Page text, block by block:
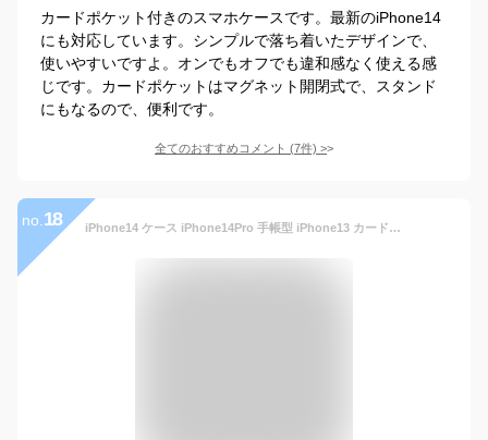
カードポケット付きのスマホケースです。最新のiPhone14
にも対応しています。シンプルで落ち着いたデザインで、
使いやすいですよ。オンでもオフでも違和感なく使える感
じです。カードポケットはマグネット開閉式で、スタンド
にもなるので、便利です。
全てのおすすめコメント (7件) >
no. 18 iPhone14 ケース iPhone14Pro 手帳型 iPhone13 カード収納 ケース AVIREX「サイドジップ手帳ケース」アヴィレックス スタンド 小物収納 ブランド スマホケース おしゃれ iphoneケース アイフォン14プロ アイフォン13 スマホカバー 耐衝撃 メンズ レディース